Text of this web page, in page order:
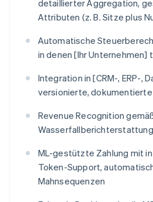
detaillierter Aggregation,
Attributen (z. B. Sitze plus
Automatische
in denen [Ihr Unternehmen]
Integration in [CRM-, ERP-,
versionierte, dokumentierte
Revenue Recognition
ML-gestützte Zahlung mit
Token-Support,
Mahnsequenzen